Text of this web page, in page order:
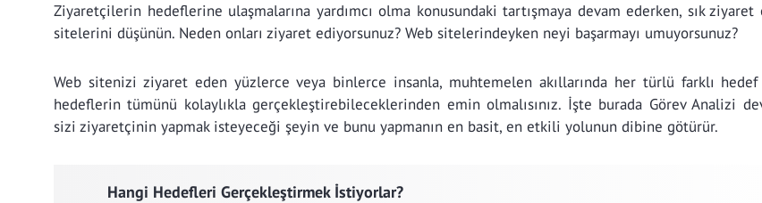
Ziyaretçilerin hedeflerine ulaşmalarına yardımcı olma konusundaki tartışmaya devam ederken, sık
sitelerini düşünün. Neden onları ziyaret ediyorsunuz? Web sitelerindeyken neyi başarmayı umuyorsunuz?
Web sitenizi ziyaret eden yüzlerce veya binlerce insanla, muhtemelen akıllarında her türlü farklı
hedeflerin tümünü kolaylıkla gerçekleştirebileceklerinden emin olmalısınız. İşte burada Görev Analizi
sizi ziyaretçinin yapmak isteyeceği şeyin ve bunu yapmanın en basit, en etkili yolunun dibine götürür.
Hangi Hedefleri Gerçekleştirmek İstiyorlar?